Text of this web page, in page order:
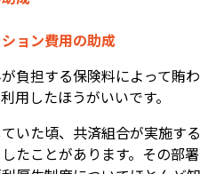
ョン費用の助成
負担する保険料によって賄わ
用したほうがいいです。
いた頃、共済組合が実施する
たことがあります。その部署